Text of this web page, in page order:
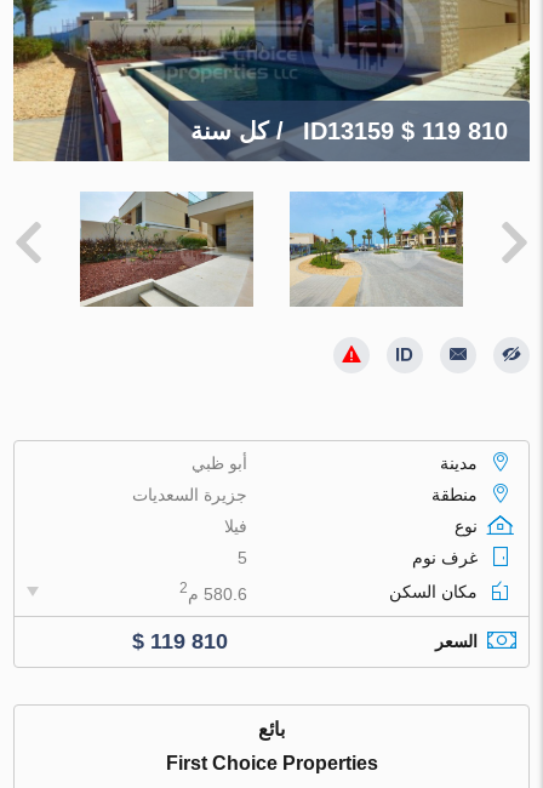
ID13159$ 119 810 / كل سنة
مدينة
أبو ظبي
منطقة
جزيرة السعديات
نوع
فيلا
غرف نوم
5
مكان السكن
580.6 م 2
السعر $ 119 810
بائع
First Choice Properties